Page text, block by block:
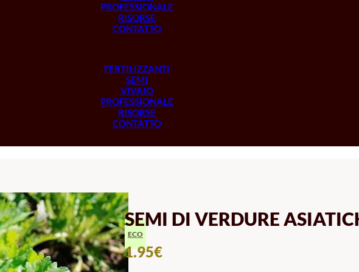
PROFESSIONALE
RISORSE
CONTATTO
FERTILIZZANTI
SEMI
VIVAIO
PROFESSIONALE
RISORSE
CONTATTO
SEMI DI VERDURE
ECO
1.95€